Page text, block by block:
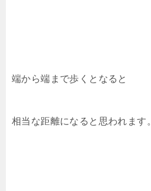
端から端まで歩くとなると
相当な距離になると思われます。